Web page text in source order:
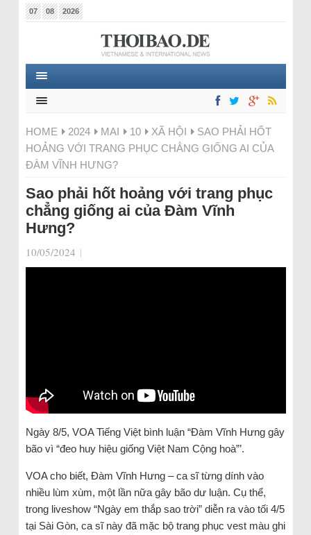
07 08 2026
HOME 2024 MAI 10 XÃ HỘI
SAO PHẢI HỐT
HOẢNG VỚI TRANG PHỤC CHẲNG GIỐNG AI CỦA
ĐÀM VĨNH HƯNG?
Sao phải hốt hoảng với trang phục
chẳng giống ai của Đàm Vĩnh
Hưng?
10/05/2024 |
Ngày 8/5, VOA Tiếng Việt bình luận “Đàm Vĩnh Hưng gây
bão vì “đeo huy hiệu giống Việt Nam Cộng hoà”’.
VOA cho biết, Đàm Vĩnh Hưng – ca sĩ từng dính vào
nhiều lùm xùm, một lần nữa gây bão dư luận. Cụ thể,
trong liveshow “Ngày em thắp sao trời” diễn ra vào tối 4/5
tại Sài Gòn, ca sĩ này đã mặc bộ trang phục vest màu ghi